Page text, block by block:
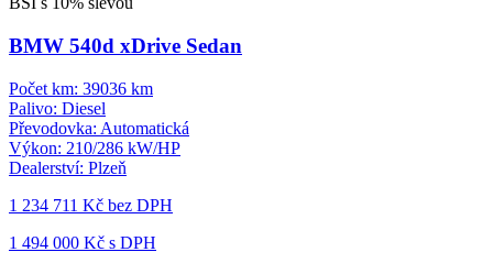
BMW 540d xDrive Sedan
Počet km: 39036 km
Palivo: Diesel
Převodovka: Automatická
Výkon: 210/286 kW/HP
Dealerství: Plzeň
1 234 711 Kč bez DPH
1 494 000 Kč s DPH